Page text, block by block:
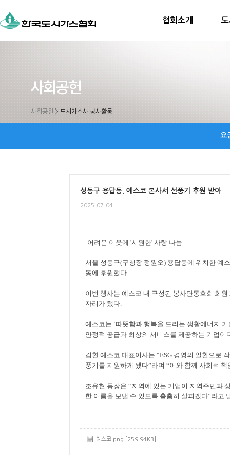
협회소개
사회공헌 > 도시가스사 봉사활동
요
성동구 용답동, 예스코 본사서 선풍기 후원 받아
2025-07-04
-어려운 이웃에 '시원한' 사랑 나눔
서울 성동구(구청장 정원오) 용답동에 위치한 예
동에 후원했다.
이번 행사는 예스코 내 구성된 봉사단동호회 회원
자리가 됐다.
예스코는 ‘따뜻함과 행복을 드리는 생활에너지 기
안정적 공급과 최상의 서비스를 제공하는 기업이
김환 예스코 대표이사는 “ESG 경영의 일환으로
풍기를 지원하게 됐다”라며 “이와 함께 사회적
조유현 동장은 “지역에 있는 기업이 지역주민과
한 여름을 보낼 수 있도록 촘촘히 살피겠다”라고
예스코.png [259.94KB]